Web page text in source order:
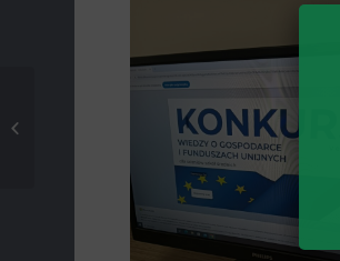
uczestników na...